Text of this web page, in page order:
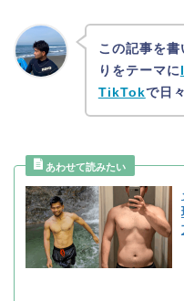
この記事を書
りをテーマに
TikTokで日